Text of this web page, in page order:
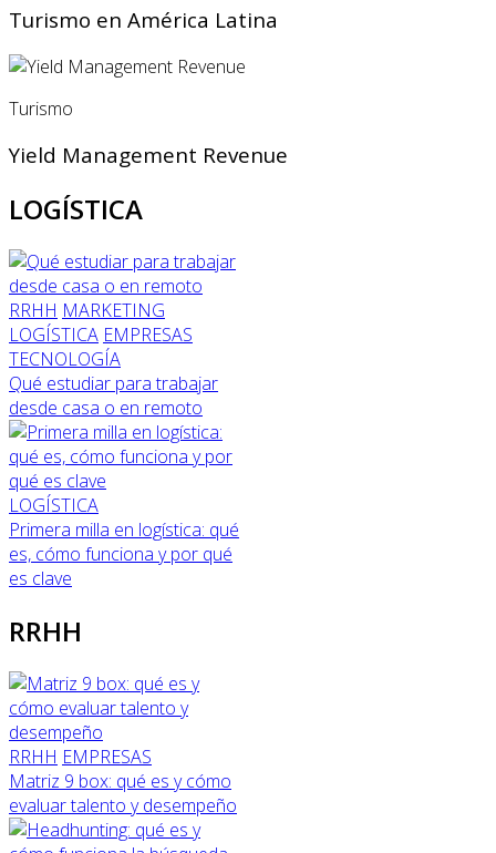
Turismo en América Latina
Turismo
Yield Management Revenue
LOGÍSTICA
RRHH MARKETING
LOGÍSTICA EMPRESAS
TECNOLOGÍA
Qué estudiar para trabajar
desde casa o en remoto
LOGÍSTICA
Primera milla en logística: qué
es, cómo funciona y por qué
es clave
RRHH
RRHH EMPRESAS
Matriz 9 box: qué es y cómo
evaluar talento y desempeño